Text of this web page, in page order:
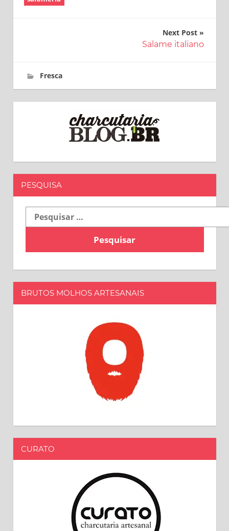
Post
Next Post
Salame italiano
14 de janeiro de 2017
charcutaria.blog.br
Fresca
PESQUISA
Pesquisar
por:
BRUTOS MOLHOS ARTESANAIS
CURATO